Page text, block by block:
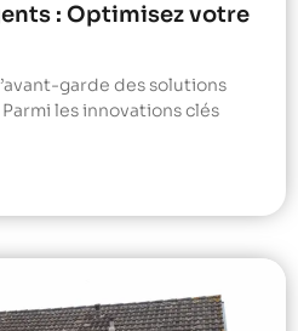
: Optimisez votre
garde des solutions
les innovations clés